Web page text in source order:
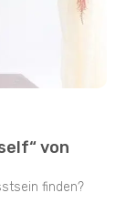
von
finden?